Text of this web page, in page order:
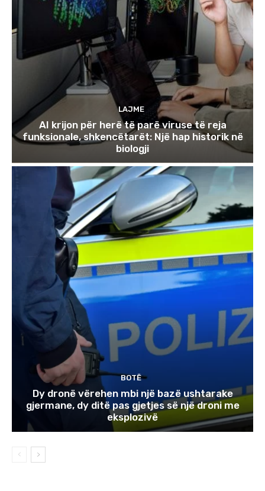
LAJME
AI krijon për herë të parë viruse të reja
funksionale, shkencëtarët: Një hap historik në
biologji
BOTË
Dy dronë vërehen mbi një bazë ushtarake
gjermane, dy ditë pas gjetjes së një droni me
eksplozivë